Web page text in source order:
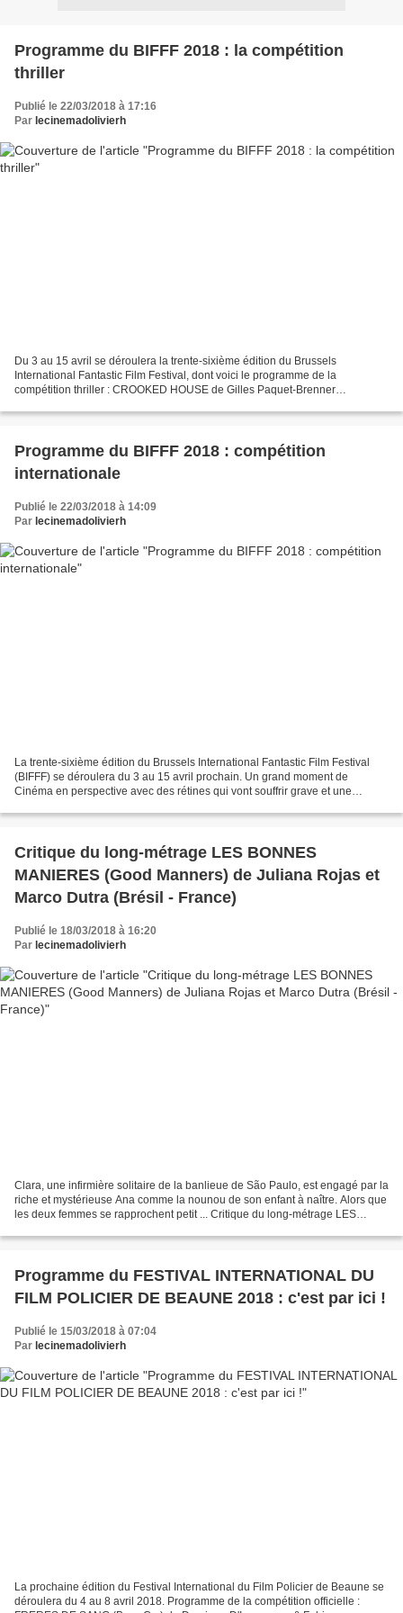
Programme du BIFFF 2018 : la compétition
thriller
Publié le 22/03/2018 à 17:16
Par lecinemadolivierh
Du 3 au 15 avril se déroulera la trente-sixième édition du Brussels
International Fantastic Film Festival, dont voici le programme de la
compétition thriller : CROOKED HOUSE de Gilles Paquet-Brenner
Programme du BIFFF 2018 : compétition
internationale
Publié le 22/03/2018 à 14:09
Par lecinemadolivierh
La trente-sixième édition du Brussels International Fantastic Film Festival
(BIFFF) se déroulera du 3 au 15 avril prochain. Un grand moment de
Cinéma en perspective avec des rétines qui vont souffrir grave et une
Critique du long-métrage LES BONNES
MANIERES (Good Manners) de Juliana Rojas et
Marco Dutra (Brésil - France)
Publié le 18/03/2018 à 16:20
Par lecinemadolivierh
Clara, une infirmière solitaire de la banlieue de São Paulo, est engagé par la
riche et mystérieuse Ana comme la nounou de son enfant à naître. Alors que
les deux femmes se rapprochent petit ... Critique du long-métrage LES
Programme du FESTIVAL INTERNATIONAL DU
FILM POLICIER DE BEAUNE 2018 : c'est par ici !
Publié le 15/03/2018 à 07:04
Par lecinemadolivierh
La prochaine édition du Festival International du Film Policier de Beaune se
déroulera du 4 au 8 avril 2018. Programme de la compétition officielle :